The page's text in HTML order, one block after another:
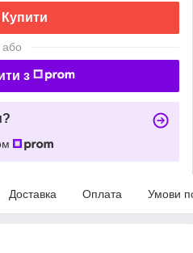
Купити
або
з
Доставка Оплата Умови